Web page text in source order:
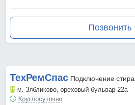
Позвонить
ТехРемСпас Подключение
м. Зябликово, ореховый бульвар 22а
Круглосуточно